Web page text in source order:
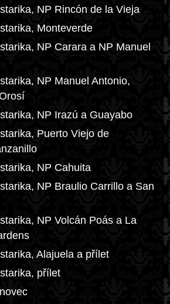
NP Rincón de la Vieja
Monteverde
NP Carara a NP Manuel
NP Manuel Antonio,
NP Irazú a Guayabo
Puerto Viejo de
NP Cahuita
NP Braulio Carrillo a San
NP Volcán Poás a La
Alajuela a přílet
přílet